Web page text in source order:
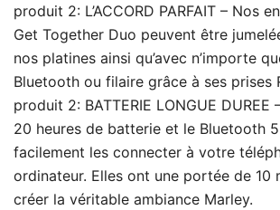
produit 2: L’ACCORD PARFAIT – Nos
Get Together Duo peuvent être
nos platines ainsi qu’avec n’importe
Bluetooth ou filaire grâce à ses prises
produit 2: BATTERIE LONGUE DUREE
20 heures de batterie et le Bluetooth
facilement les connecter à votre
ordinateur. Elles ont une portée de 10
créer la véritable ambiance Marley.